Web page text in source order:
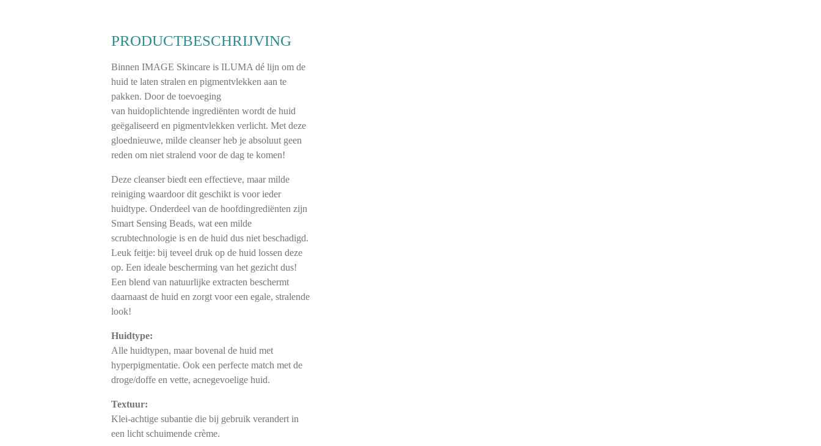
PRODUCTBESCHRIJVING
Binnen IMAGE Skincare is ILUMA dé lijn om de
huid te laten stralen en pigmentvlekken aan te
pakken. Door de toevoeging
van huidoplichtende ingrediënten wordt de huid
geëgaliseerd en pigmentvlekken verlicht. Met deze
gloednieuwe, milde cleanser heb je absoluut geen
reden om niet stralend voor de dag te komen!
Deze cleanser biedt een effectieve, maar milde
reiniging waardoor dit geschikt is voor ieder
huidtype. Onderdeel van de hoofdingrediënten zijn
Smart Sensing Beads, wat een milde
scrubtechnologie is en de huid dus niet beschadigd.
Leuk feitje: bij teveel druk op de huid lossen deze
op. Een ideale bescherming van het gezicht dus!
Een blend van natuurlijke extracten beschermt
daarnaast de huid en zorgt voor een egale, stralende
look!
Huidtype:
Alle huidtypen, maar bovenal de huid met
hyperpigmentatie. Ook een perfecte match met de
droge/doffe en vette, acnegevoelige huid.
Textuur:
Klei-achtige subantie die bij gebruik verandert in
een licht schuimende crème.